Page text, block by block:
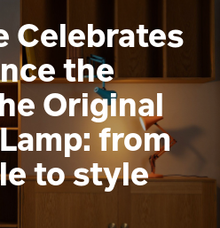
Celebrates
the
Original
from
to style